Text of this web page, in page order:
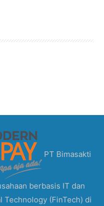
PT Bimasakti
berbasis IT dan
Technology (FinTech) di